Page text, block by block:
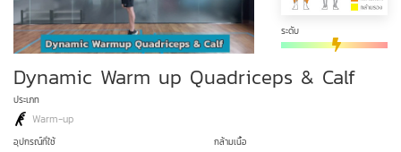
ระดับ
Dynamic Warm up Quadriceps & Calf
ประเภท
Warm-up
อุปกรณ์ที่ใช้ กล้ามเนื้อ